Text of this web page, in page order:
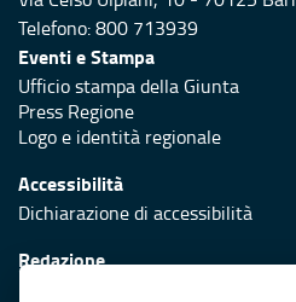
Telefono: 800 713939
Eventi e Stampa
Ufficio stampa della Giunta
Press Regione
Logo e identità regionale
Accessibilità
Dichiarazione di accessibilità
Redazione